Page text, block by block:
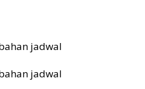
jadwal
jadwal